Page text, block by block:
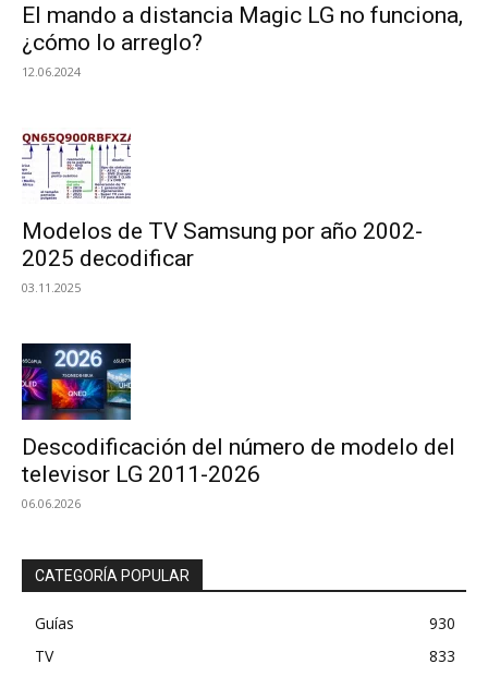
El mando a distancia Magic LG no funciona,
¿cómo lo arreglo?
12.06.2024
Modelos de TV Samsung por año 2002-
2025 decodificar
03.11.2025
Descodificación del número de modelo del
televisor LG 2011-2026
06.06.2026
CATEGORÍA POPULAR
Guías
930
TV
833